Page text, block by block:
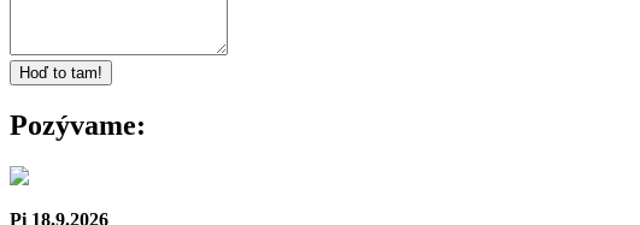
Pozývame:
Pi 18.9.2026